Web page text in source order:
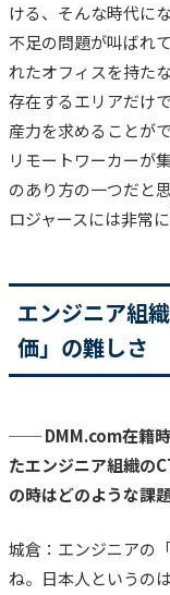
ける、そんな時代に
不足の問題が叫ばれ
れたオフィスを持た
存在するエリアだけ
産力を求めることがで
リモートワーカーが
のあり方の一つだと
ロジャースには非常
エンジニア組
価」の難しさ
── DMM.com在籍時
たエンジニア組織の
の時はどのような課
城倉：エンジニアの
ね。 日本人というの